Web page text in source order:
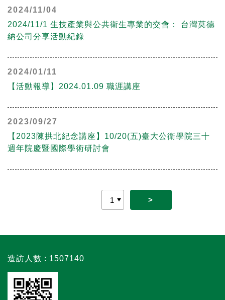
2024/11/04
2024/11/1 生技產業與公共衛生專業的交會： 台灣莫德
納公司分享活動紀錄
2024/01/11
【活動報導】2024.01.09 職涯講座
2023/09/27
【2023陳拱北紀念講座】10/20(五)臺大公衛學院三十
週年院慶暨國際學術研討會
>
造訪人數 : 1507140